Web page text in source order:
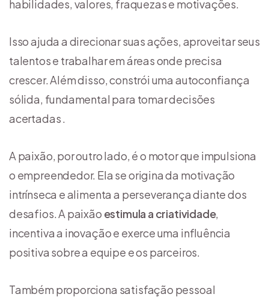
habilidades, valores, fraquezas e motivações.
Isso ajuda a direcionar suas ações, aproveitar seus
talentos e trabalhar em áreas onde precisa
crescer. Além disso, constrói uma autoconfiança
sólida, fundamental para tomar decisões
acertadas .
A paixão, por outro lado, é o motor que impulsiona
o empreendedor. Ela se origina da motivação
intrínseca e alimenta a perseverança diante dos
desafios. A paixão estimula a criatividade,
incentiva a inovação e exerce uma influência
positiva sobre a equipe e os parceiros.
Também proporciona satisfação pessoal